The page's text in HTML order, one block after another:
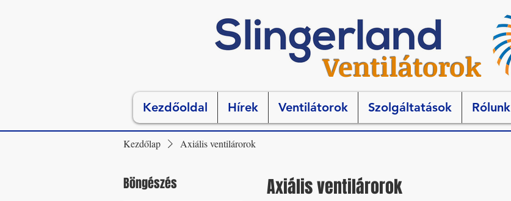
Ventilátorok
Kezdőoldal Hírek Ventilátorok Szolgáltatások Rólunk
Kezdőlap Axiális ventilárorok
Böngészés Axiális ventilárorok